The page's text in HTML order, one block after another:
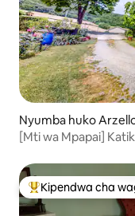
Nyumba huko
[Mti wa Mpapai]
Kipendwa maarufu
Kipendwa cha